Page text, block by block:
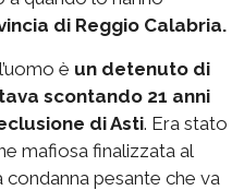
di Reggio Calabria.
è un detenuto di
scontando 21 anni
di Asti. Era stato
mafiosa finalizzata al
pesante che va